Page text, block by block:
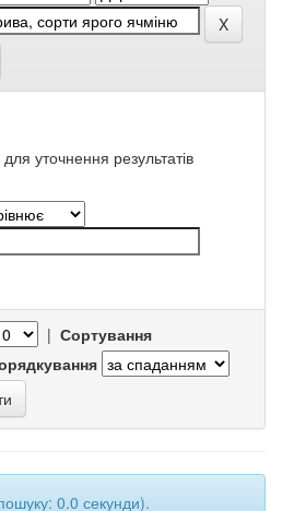
уточнення результатів
| Сортування
0.0 секунди).